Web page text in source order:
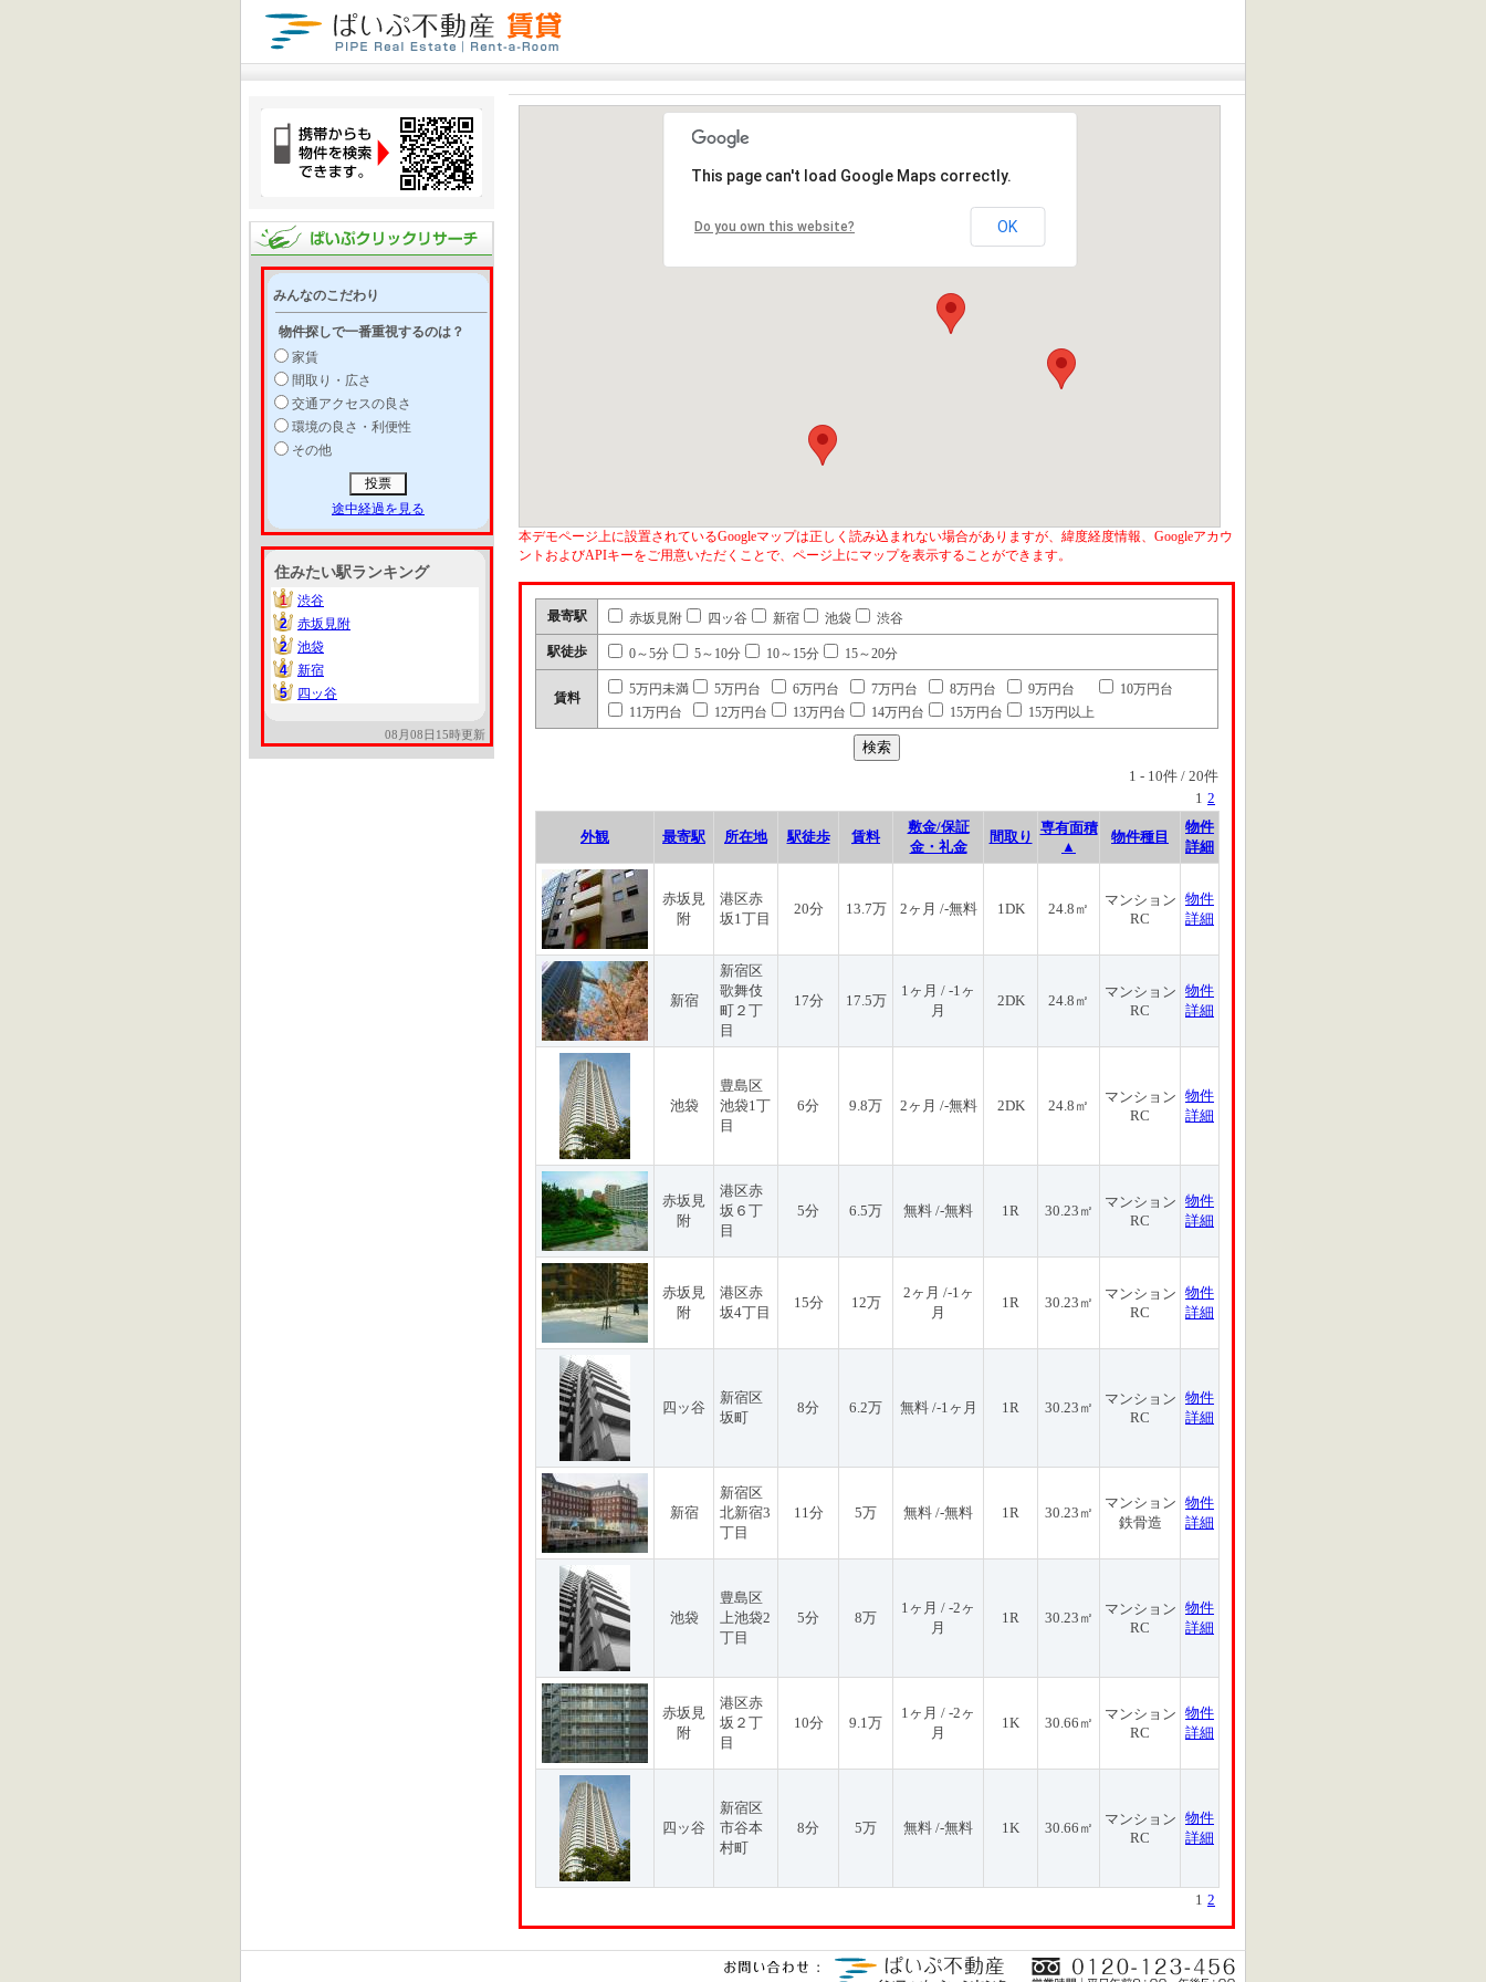
みんなのこだわり
物件探しで一番重視するのは？
家賃
間取り・広さ
交通アクセスの良さ
環境の良さ・利便性
その他
途中経過を見る
住みたい駅ランキング
1
1
渋谷
2
2
赤坂見附
2
2
池袋
4
4
新宿
5
5 四ッ谷
08月08日15時更新
This page can't load Google Maps correctly.
Do you own this website? OK
本デモページ上に設置されているGoogleマップは正しく読み込まれない場合がありますが、緯度経度情報、Googleアカウ
ントおよびAPIキーをご用意いただくことで、ページ上にマップを表示することができます。
最寄駅 赤坂見附 四ッ谷 新宿 池袋 渋谷
駅徒歩 0～5分 5～10分 10～15分 15～20分
賃料
5万円未満 5万円台 6万円台 7万円台 8万円台 9万円台
10万円台
11万円台
12万円台 13万円台 14万円台 15万円台 15万円以上
1 - 10件 / 20件
1 2
外観 最寄駅 所在地 駅徒歩 賃料
敷金/保証
金・礼金
間取り
専有面積
▲
物件種目
物件
詳細
赤坂見
附
港区赤
坂1丁目
20分 13.7万 2ヶ月 /-無料 1DK 24.8㎡
マンション
RC
物件
詳細
新宿
新宿区
歌舞伎
町２丁
目
17分 17.5万
1ヶ月 / -1ヶ
月
2DK 24.8㎡
マンション
RC
物件
詳細
池袋
豊島区
池袋1丁
目
6分 9.8万 2ヶ月 /-無料 2DK 24.8㎡
マンション
RC
物件
詳細
赤坂見
附
港区赤
坂６丁
目
5分 6.5万 無料 /-無料 1R 30.23㎡
マンション
RC
物件
詳細
赤坂見
附
港区赤
坂4丁目
15分 12万
2ヶ月 /-1ヶ
月
1R 30.23㎡
マンション
RC
物件
詳細
四ッ谷
新宿区
坂町
8分 6.2万 無料 /-1ヶ月 1R 30.23㎡
マンション
RC
物件
詳細
新宿
新宿区
北新宿3
丁目
11分 5万 無料 /-無料 1R 30.23㎡
マンション
鉄骨造
物件
詳細
池袋
豊島区
上池袋2
丁目
5分 8万
1ヶ月 / -2ヶ
月
1R 30.23㎡
マンション
RC
物件
詳細
赤坂見
附
港区赤
坂２丁
目
10分 9.1万
1ヶ月 / -2ヶ
月
1K 30.66㎡
マンション
RC
物件
詳細
四ッ谷
新宿区
市谷本
村町
8分 5万 無料 /-無料 1K 30.66㎡
マンション
RC
物件
詳細
1 2